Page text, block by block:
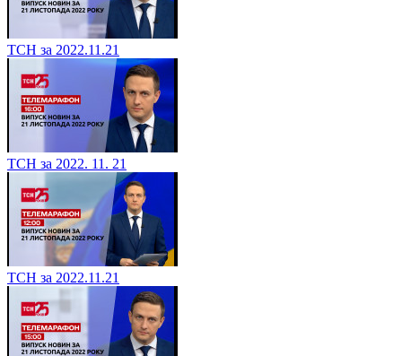
ТСН за 2022.11.21
ТСН за 2022. 11. 21
ТСН за 2022.11.21